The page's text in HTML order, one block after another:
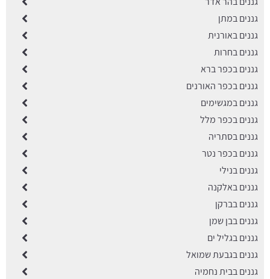
גננים במתן
גננים באורנית
גננים בחרות
גננים בכפר ברא
גננים בכפר האורנים
גננים במגשימים
גננים בכפר מלל
גננים בסתריה
גננים בכפר נטר
גננים בנילי
גננים באלקנה
גננים בברקן
גננים בבן שמן
גננים בגליל ים
גננים בגבעת שמואל
גננים בבית נחמיה